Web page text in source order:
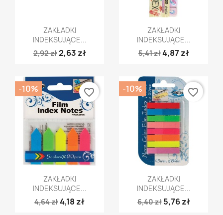
Szybki podgląd
ZAKŁADKI
INDEKSUJĄCE...
2,92 zł2,63 zł
Szybki podgląd
ZAKŁADKI
INDEKSUJĄCE...
5,41 zł4,87 zł
Szybki podgląd
ZAKŁADKI
INDEKSUJĄCE...
4,64 zł4,18 zł
-10% favorite_border
Szybki podgląd
ZAKŁADKI
INDEKSUJĄCE...
6,40 zł 5,76 zł
-10% favorite_border